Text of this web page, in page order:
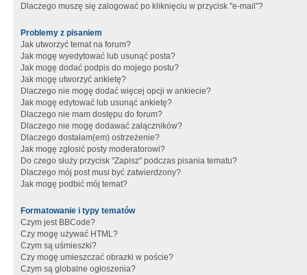
Dlaczego muszę się zalogować po kliknięciu w przycisk "e-mail"?
Problemy z pisaniem
Jak utworzyć temat na forum?
Jak mogę wyedytować lub usunąć posta?
Jak mogę dodać podpis do mojego postu?
Jak mogę utworzyć ankietę?
Dlaczego nie mogę dodać więcej opcji w ankiecie?
Jak mogę edytować lub usunąć ankietę?
Dlaczego nie mam dostępu do forum?
Dlaczego nie mogę dodawać załączników?
Dlaczego dostałam(em) ostrzeżenie?
Jak mogę zgłosić posty moderatorowi?
Do czego służy przycisk "Zapisz" podczas pisania tematu?
Dlaczego mój post musi być zatwierdzony?
Jak mogę podbić mój temat?
Formatowanie i typy tematów
Czym jest BBCode?
Czy mogę używać HTML?
Czym są uśmieszki?
Czy mogę umieszczać obrazki w poście?
Czym są globalne ogłoszenia?